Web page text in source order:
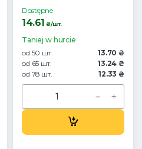
Dostępne
14.61 ₴/шт.
Taniej w hurcie
od 50 шт.
13.70 ₴
od 65 шт.
13.24 ₴
od 78 шт.
12.33 ₴